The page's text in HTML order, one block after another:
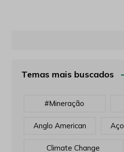
Temas mais buscados
#mineração
Anglo American Aço
Climate Change